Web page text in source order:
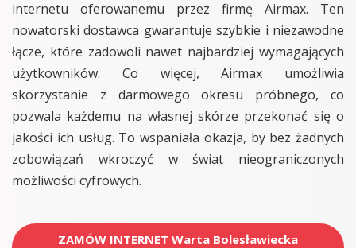
internetu oferowanemu przez firmę Airmax. Ten
nowatorski dostawca gwarantuje szybkie i niezawodne
łącze, które zadowoli nawet najbardziej wymagających
użytkowników. Co więcej, Airmax umożliwia
skorzystanie z darmowego okresu próbnego, co
pozwala każdemu na własnej skórze przekonać się o
jakości ich usług. To wspaniała okazja, by bez żadnych
zobowiązań wkroczyć w świat nieograniczonych
możliwości cyfrowych.
ZAMÓW INTERNET Warta Bolesławiecka